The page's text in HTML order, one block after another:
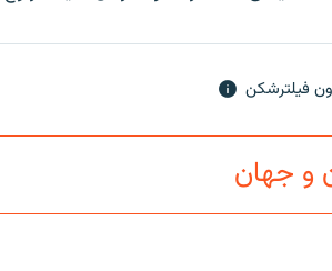
فیلترشکن
و جهان